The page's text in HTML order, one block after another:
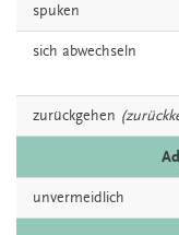
spuken
sich abwechseln
zurückgehen
unvermeidlich